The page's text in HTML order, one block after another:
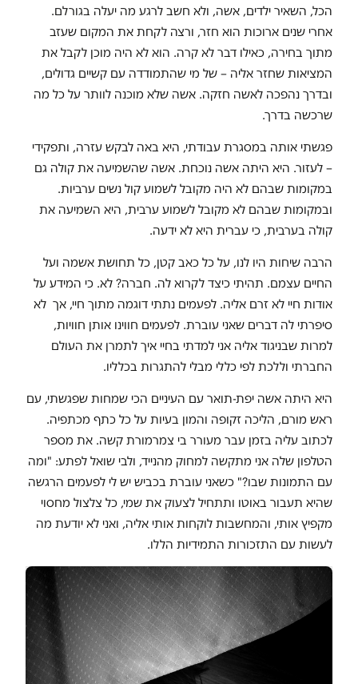
הכל, השאיר ילדים, אשה, ולא חשב לרגע מה יעלה בגורלם.
אחרי שנים ארוכות הוא חזר, ורצה לקחת את המקום שעזב
מתוך בחירה, כאילו דבר לא קרה. הוא לא היה מוכן לקבל את
המציאות שחזר אליה – של מי שהתמודדה עם קשיים גדולים,
ובדרך נהפכה לאשה חזקה. אשה שלא מוכנה לוותר על כל מה
שרכשה בדרך.
פגשתי אותה במסגרת עבודתי, היא באה לבקש עזרה, ותפקידי
– לעזור. היא היתה אשה נוכחת. אשה שהשמיעה את קולה גם
במקומות שבהם לא היה מקובל לשמוע קול נשים ערביות.
ובמקומות שבהם לא מקובל לשמוע ערבית, היא השמיעה את
קולה בערבית, כי עברית היא לא ידעה.
הרבה שיחות היו לנו, על כל כאב קטן, כל תחושת אשמה ועל
החיים עצמם. תהיתי כיצד לקרוא לה. חברה? לא. כי המידע על
אודות חיי לא זרם אליה. לפעמים נתתי דוגמה מתוך חיי, אך לא
סיפרתי לה דברים שאני עוברת. לפעמים חווינו אותן חוויות,
למרות שבניגוד אליה אני למדתי בחיי איך לתמרן את העולם
החברתי וללכת לפי כללי מבלי להתגרות בכלליו.
היא היתה אשה יפת-תואר עם העיניים הכי שמחות שפגשתי, עם
ראש מורם, הליכה זקופה והמון בעיות על כל כתף מכתפיה.
לכתוב עליה בזמן עבר מעורר בי צמרמורת קשה. את מספר
הטלפון שלה אני מתקשה למחוק מהנייד, ולבי שואל לפתע: "ומה
עם התמונות שבו?" כשאני עוברת בכביש יש לי לפעמים הרגשה
שהיא תעבור באוטו ותתחיל לצעוק את שמי, כל צלצול מחסוי
מקפיץ אותי, והמחשבות לוקחות אותי אליה, ואני לא יודעת מה
לעשות עם התזכורות התמידיות הללו.